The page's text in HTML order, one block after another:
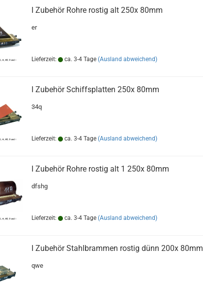
I Zubehör Rohre rostig alt 250x 80mm
er
Lieferzeit: ca. 3-4 Tage (Ausland abweichend)
I Zubehör Schiffsplatten 250x 80mm
34q
Lieferzeit: ca. 3-4 Tage (Ausland abweichend)
I Zubehör Rohre rostig alt 1 250x 80mm
dfshg
Lieferzeit: ca. 3-4 Tage (Ausland abweichend)
I Zubehör Stahlbrammen rostig dünn 200x 80mm
qwe